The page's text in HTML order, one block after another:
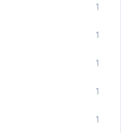
1
1
1
1
1